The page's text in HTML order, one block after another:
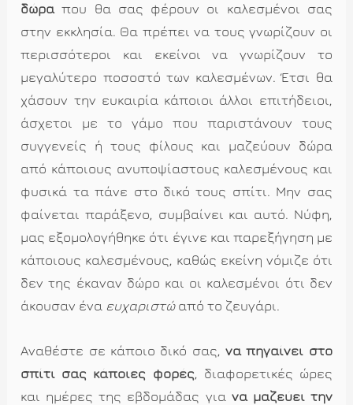
δώραπου θα σας φέρουν οι καλεσμένοι σας
στην εκκλησία. Θα πρέπει να τους γνωρίζουν οι
περισσότεροι και εκείνοι να γνωρίζουν το
μεγαλύτερο ποσοστό των καλεσμένων. Έτσι θα
χάσουν την ευκαιρία κάποιοι άλλοι επιτήδειοι,
άσχετοι με το γάμο που παριστάνουν τους
συγγενείς ή τους φίλους και μαζεύουν δώρα
από κάποιους ανυποψίαστους καλεσμένους και
φυσικά τα πάνε στο δικό τους σπίτι. Μην σας
φαίνεται παράξενο, συμβαίνει και αυτό. Νύφη,
μας εξομολογήθηκε ότι έγινε και παρεξήγηση με
κάποιους καλεσμένους, καθώς εκείνη νόμιζε ότι
δεν της έκαναν δώρο και οι καλεσμένοι ότι δεν
άκουσαν ένα ευχαριστώαπό το ζευγάρι.
Αναθέστε σε κάποιο δικό σας,να πηγαίνει στο
σπίτι σας κάποιες φορές, διαφορετικές ώρες
και ημέρες της εβδομάδας για να μαζεύει την